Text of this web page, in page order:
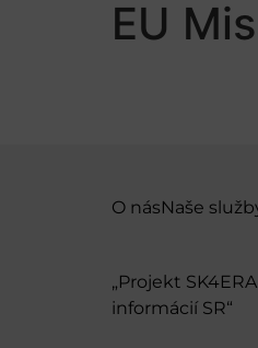
EU
O násNaše
„Projekt
informácií SR“